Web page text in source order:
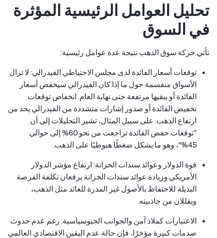
تحليل العوامل الرئيسية المؤثرة
في السوق
تأتي حركة سوق الذهب نتيجة عدة عوامل رئيسية:
توقعات أسعار الفائدة لدى مجلس الاحتياطي الفيدرالي: لا تزال
الأسواق منقسمة حول ما إذا كان الفيدرالي سيخفض أسعار
الفائدة أو يبقيها مرتفعة حتى نهاية العام. انخفاض توقعات
تخفيض الفائدة أو صدور إشارات متشددة من الفيدرالي يحد من
ارتفاع الذهب. على سبيل المثال، تشير التحليلات إلى أن
"توقعات خفض الفائدة تراجعت من نحو 60% إلى حوالي
45%"، وهو ما يشكل ضغطًا هبوطيًا على الذهب.
قوة الدولار وعوائد سندات الخزانة: ارتفاع مؤشر الدولار
الأمريكي وزيادة عوائد سندات الخزانة يرفعان تكلفة الفرصة
البديلة للاحتفاظ بالأصول غير المدرة للعائد مثل الذهب،
ويقللان من جاذبيته.
الاعتبارات كملاذ آمن والجوانب الجيوسياسية: رغم عدم حدوث
صدمات كبيرة مؤخرًا، فإن حالة عدم اليقين الاقتصادي العالمي